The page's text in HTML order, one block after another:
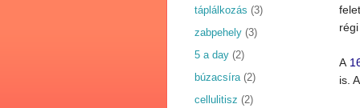
A
is.
táplálkozás (3)
zabpehely (3)
5 a day (2)
búzacsíra (2)
cellulitisz (2)